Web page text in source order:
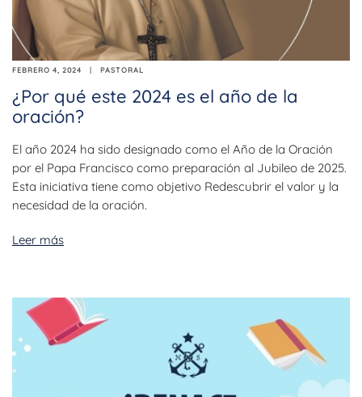
FEBRERO 4, 2024 PASTORAL
¿Por qué este 2024 es el año de la
oración?
El año 2024 ha sido designado como el Año de la Oración
por el Papa Francisco como preparación al Jubileo de 2025.
Esta iniciativa tiene como objetivo Redescubrir el valor y la
necesidad de la oración.
Leer más